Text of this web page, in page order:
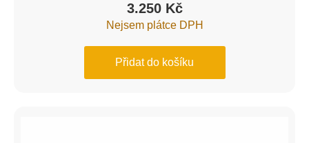
3.250 Kč
Nejsem plátce DPH
Přidat do košíku